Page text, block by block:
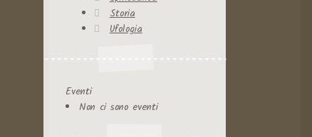
Storia
Ufologia
Eventi
Non ci sono eventi